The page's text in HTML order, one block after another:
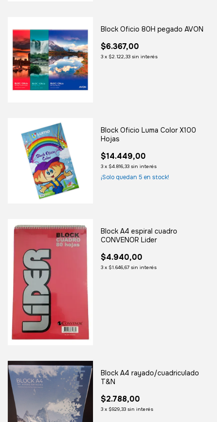
Block Oficio 80H pegado AVON
$6.367,00
3 x $2.122,33 sin interés
Block Oficio Luma Color X100
Hojas
$14.449,00
3 x $4.816,33 sin interés
¡Solo quedan 5 en stock!
Block A4 espiral cuadro
CONVENOR Lider
$4.940,00
3 x $1.646,67 sin interés
Block A4 rayado/cuadriculado
T&N
$2.788,00
3 x $929,33 sin interés